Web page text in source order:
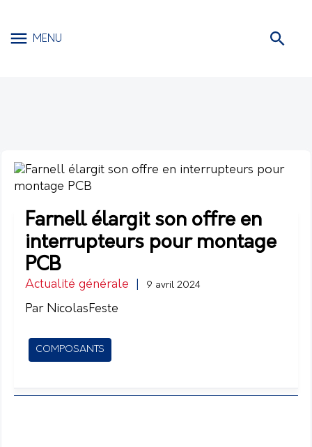
MENU
Farnell élargit son offre en
interrupteurs pour montage
PCB
Actualité générale 9 avril 2024
Par NicolasFeste
COMPOSANTS